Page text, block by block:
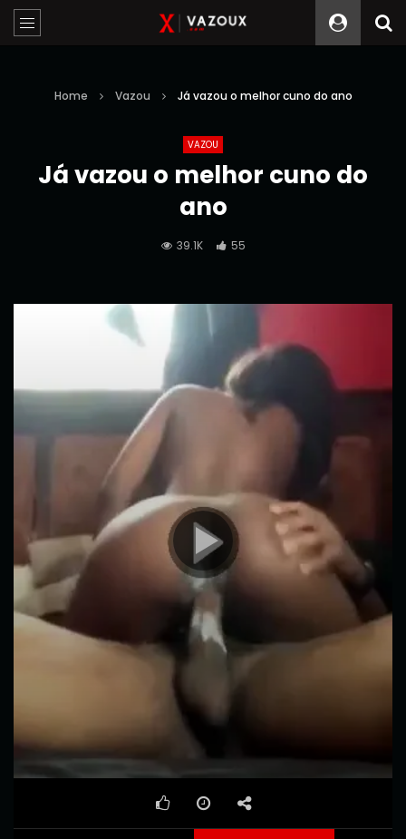
Home Vazou Já vazou o melhor cuno do ano
VAZOU
Já vazou o melhor cuno do
ano
39.1K 55
Reprodutor
de
vídeo
00:00